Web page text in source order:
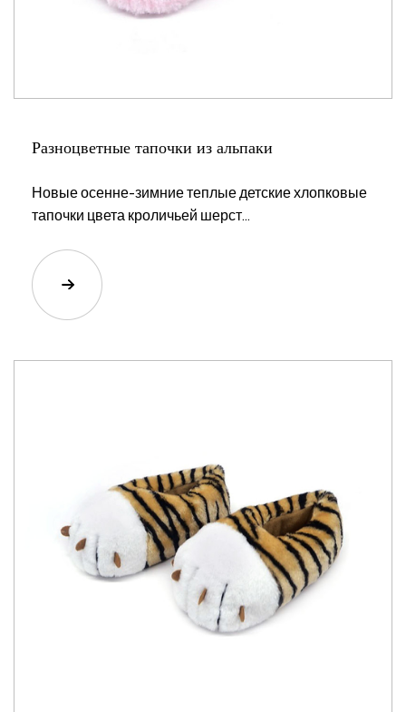
Разноцветные тапочки из альпаки
Новые осенне-зимние теплые детские хлопковые
тапочки цвета кроличьей шерст...